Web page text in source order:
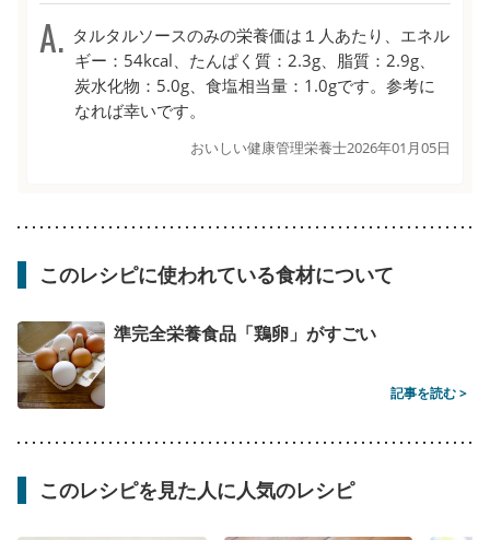
タルタルソースのみの栄養価は１人あたり、エネル
ギー：54kcal、たんぱく質：2.3g、脂質：2.9g、
炭水化物：5.0g、食塩相当量：1.0gです。参考に
なれば幸いです。
おいしい健康管理栄養士2026年01月05日
このレシピに使われている食材について
準完全栄養食品「鶏卵」がすごい
記事を読む >
このレシピを見た人に人気のレシピ